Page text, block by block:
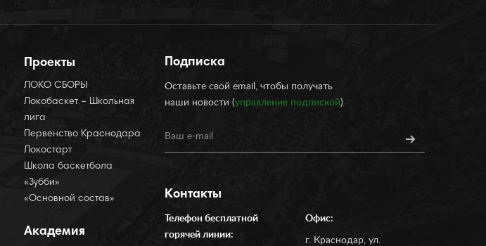
Проекты
ЛОКО СБОРЫ
Локобаскет – Школьная
лига
Первенство Краснодара
Локостарт
Школа баскетбола
«Зубби»
«Основной состав»
Академия
Подписка
Оставьте свой email, чтобы получать
наши новости (управление подпиской)
Контакты
Телефон бесплатной
горячей линии:
Офис:
г. Краснодар, ул.